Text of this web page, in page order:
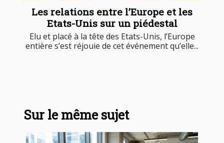
Les relations entre l’Europe et les
Etats-Unis sur un piédestal
Elu et placé à la tête des Etats-Unis, l’Europe
entière s’est réjouie de cet événement qu’elle...
Sur le même sujet